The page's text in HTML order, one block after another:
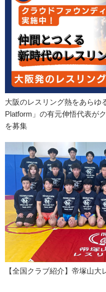
大阪のレスリング熱をあら
Platform」の有元伸悟代表が
を募集
【全国クラブ紹介】帝塚山大